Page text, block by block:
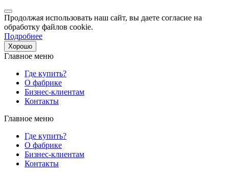
Продолжая использовать наш сайт, вы даете согласие на
обработку файлов cookie.
Подробнее
Хорошо
Главное меню
Где купить?
О фабрике
Бизнес-клиентам
Контакты
Главное меню
Где купить?
О фабрике
Бизнес-клиентам
Контакты